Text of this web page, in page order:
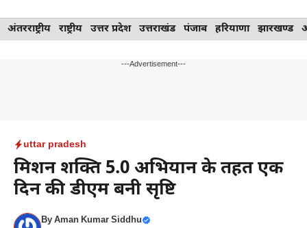
Skip
to
अंतरराष्ट्रीय राष्ट्रीय उत्तर प्रदेश उत्तराखंड पंजाब हरियाणा झारखण्ड
---Advertisement---
uttar pradesh
मिशन शक्ति 5.0 अभियान के तहत एक
दिन की डीएम बनी सृष्टि
ByAman Kumar Siddhu